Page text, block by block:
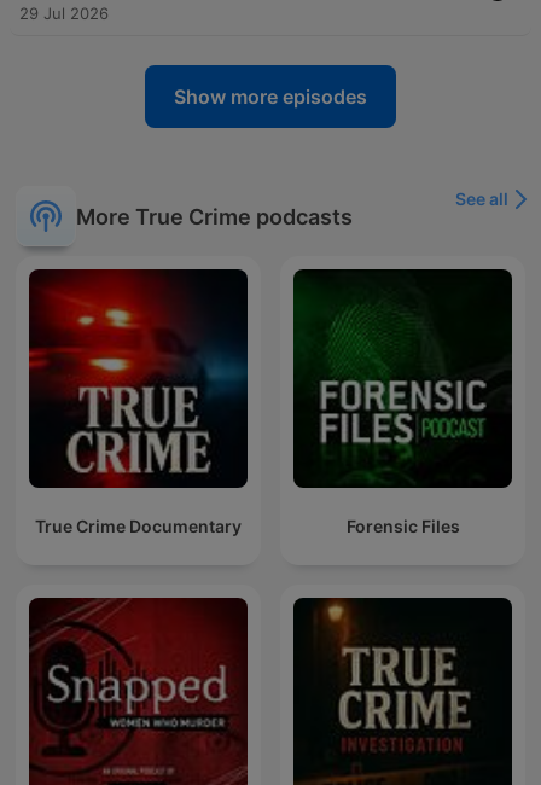
29 Jul 2026
Show more episodes
More True Crime podcasts
See all
True Crime Documentary Forensic Files